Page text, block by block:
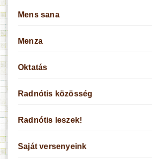
Mens sana
Menza
Oktatás
Radnótis közösség
Radnótis leszek!
Saját versenyeink